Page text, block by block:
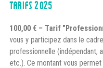
TARIFS 2025
100,00 € – Tarif
vous y participez dans le
professionnelle (indépendant,
etc.). Ce montant vous